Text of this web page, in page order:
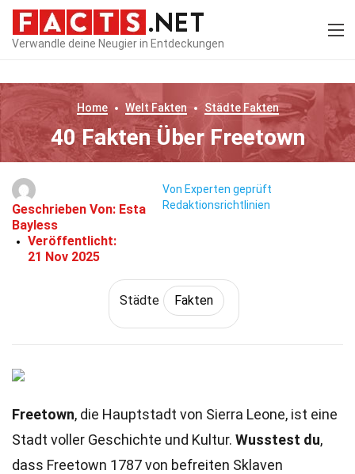
Verwandle deine Neugier in Entdeckungen
Home Welt Fakten StädteFakten
40 Fakten Über Freetown
Geschrieben Von: Esta
Bayless
Veröffentlicht:
21 Nov 2025
Von Experten geprüft
Redaktionsrichtlinien
Städte Fakten
Freetown, die Hauptstadt von Sierra Leone, ist eine
Stadt voller Geschichte und Kultur. Wusstest du,
dass Freetown 1787 von befreiten Sklaven